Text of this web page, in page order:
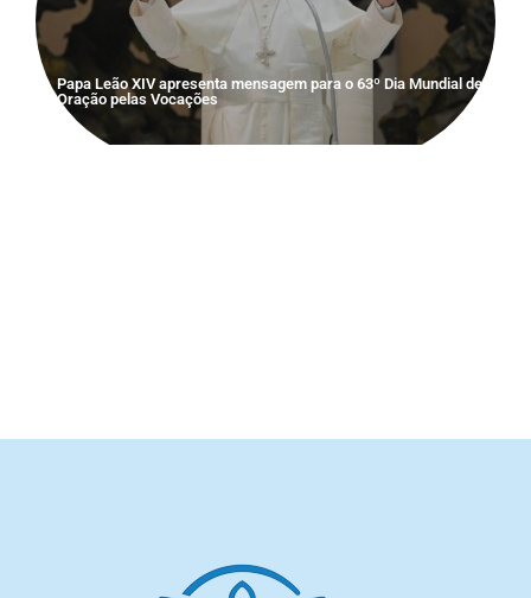
Papa Leão XIV apresenta mensagem para o 63º Dia Mundial de
Oração pelas Vocações